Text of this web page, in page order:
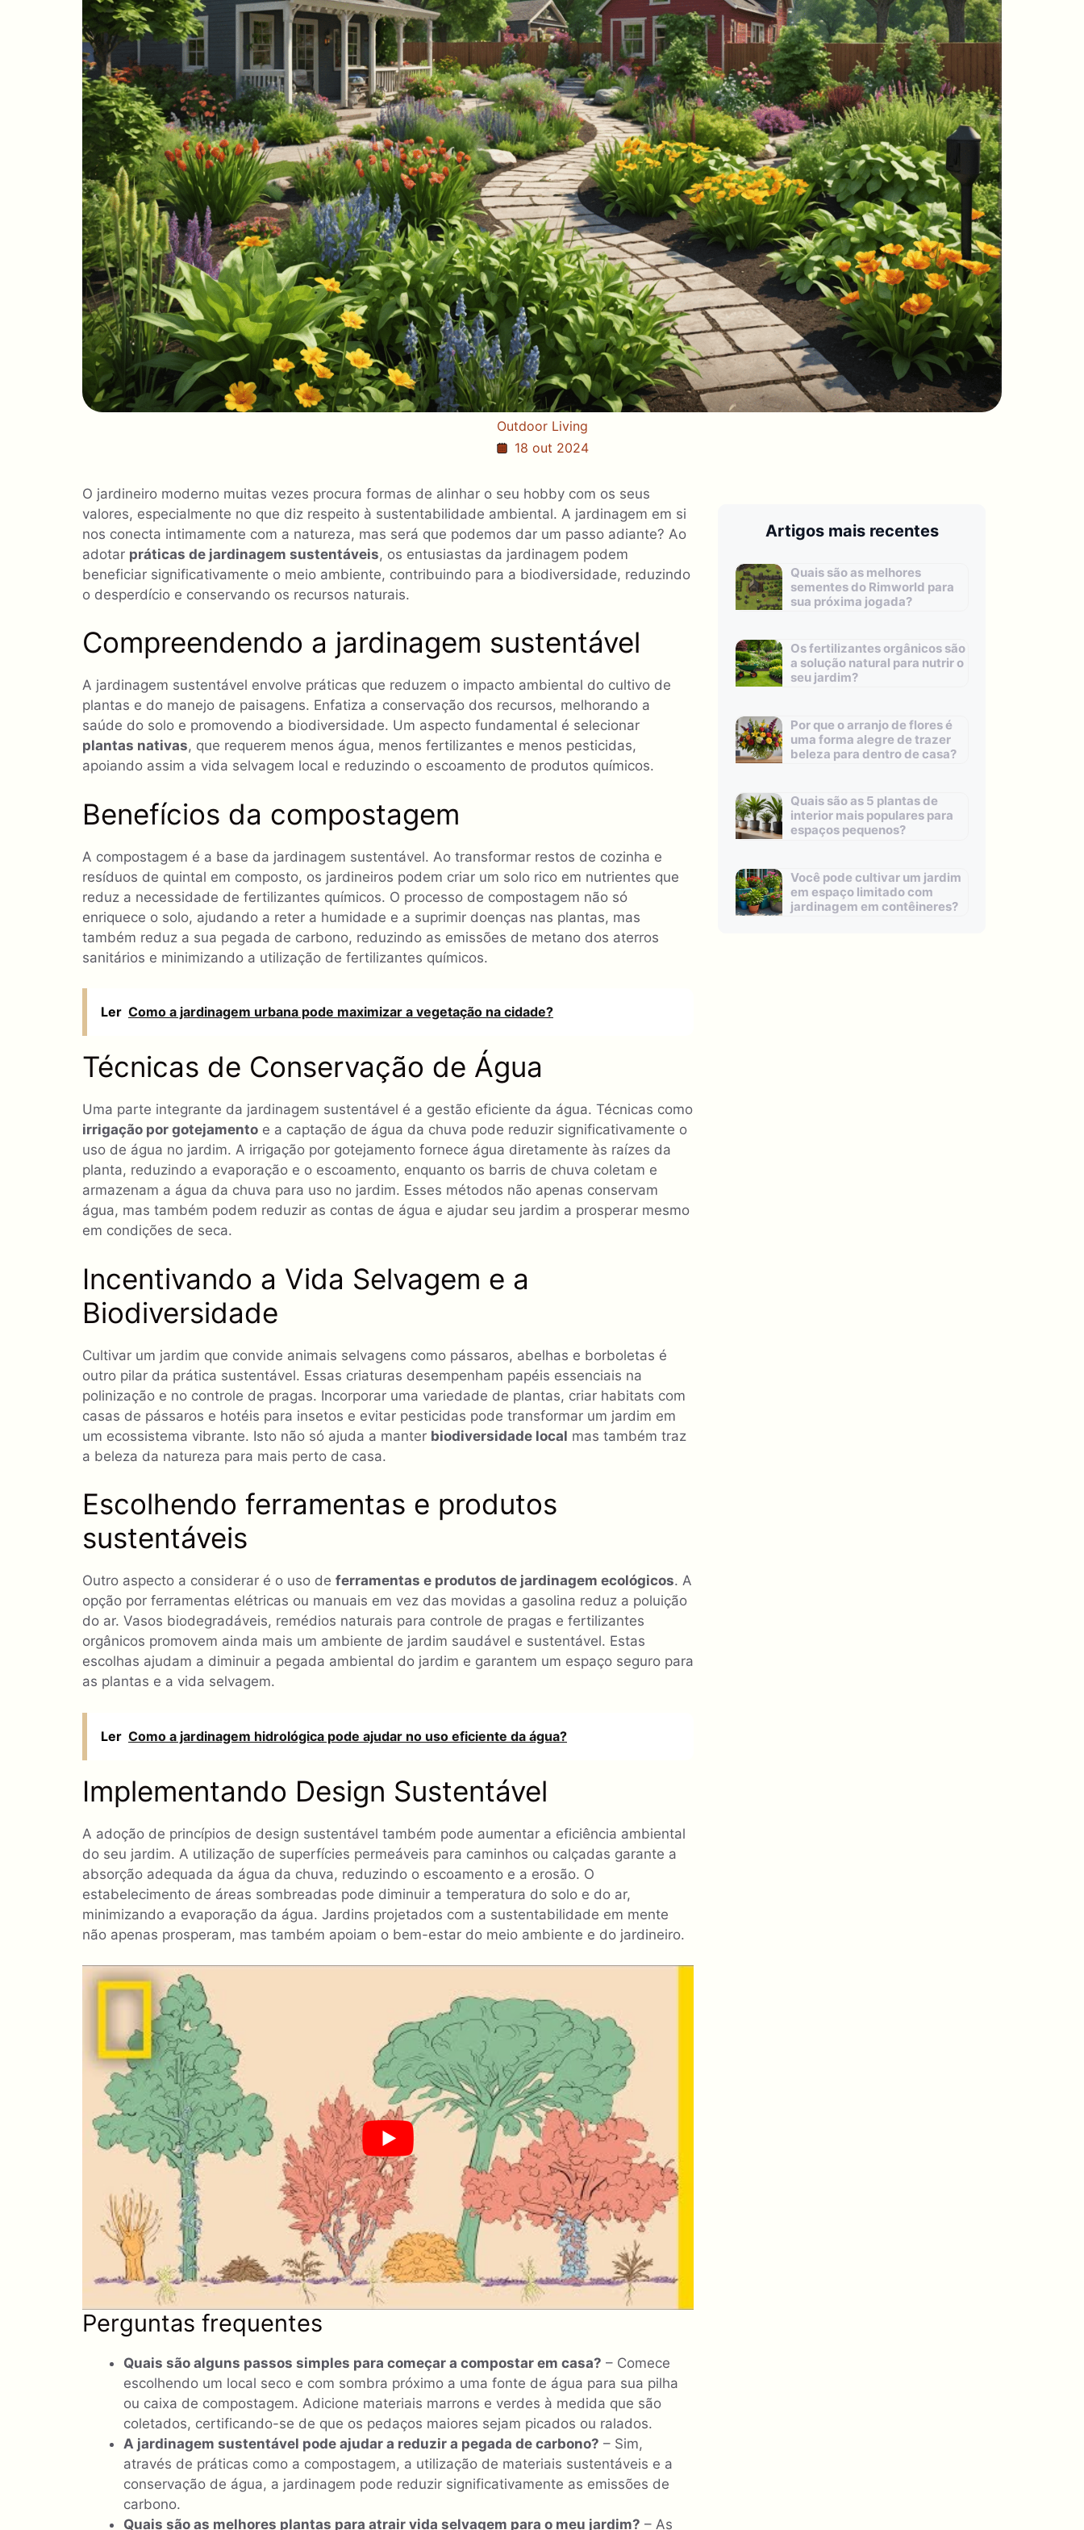
Outdoor Living
18 out 2024
O jardineiro moderno muitas vezes procura formas de alinhar o seu hobby com os seus
valores, especialmente no que diz respeito à sustentabilidade ambiental. A jardinagem em si
nos conecta intimamente com a natureza, mas será que podemos dar um passo adiante? Ao
adotar práticas de jardinagem sustentáveis, os entusiastas da jardinagem podem
beneficiar significativamente o meio ambiente, contribuindo para a biodiversidade, reduzindo
o desperdício e conservando os recursos naturais.
Compreendendo a jardinagem sustentável
A jardinagem sustentável envolve práticas que reduzem o impacto ambiental do cultivo de
plantas e do manejo de paisagens. Enfatiza a conservação dos recursos, melhorando a
saúde do solo e promovendo a biodiversidade. Um aspecto fundamental é selecionar
plantas nativas, que requerem menos água, menos fertilizantes e menos pesticidas,
apoiando assim a vida selvagem local e reduzindo o escoamento de produtos químicos.
Benefícios da compostagem
A compostagem é a base da jardinagem sustentável. Ao transformar restos de cozinha e
resíduos de quintal em composto, os jardineiros podem criar um solo rico em nutrientes que
reduz a necessidade de fertilizantes químicos. O processo de compostagem não só
enriquece o solo, ajudando a reter a humidade e a suprimir doenças nas plantas, mas
também reduz a sua pegada de carbono, reduzindo as emissões de metano dos aterros
sanitários e minimizando a utilização de fertilizantes químicos.
Ler Como a jardinagem urbana pode maximizar a vegetação na cidade?
Técnicas de Conservação de Água
Uma parte integrante da jardinagem sustentável é a gestão eficiente da água. Técnicas como
irrigação por gotejamento e a captação de água da chuva pode reduzir significativamente o
uso de água no jardim. A irrigação por gotejamento fornece água diretamente às raízes da
planta, reduzindo a evaporação e o escoamento, enquanto os barris de chuva coletam e
armazenam a água da chuva para uso no jardim. Esses métodos não apenas conservam
água, mas também podem reduzir as contas de água e ajudar seu jardim a prosperar mesmo
em condições de seca.
Incentivando a Vida Selvagem e a
Biodiversidade
Cultivar um jardim que convide animais selvagens como pássaros, abelhas e borboletas é
outro pilar da prática sustentável. Essas criaturas desempenham papéis essenciais na
polinização e no controle de pragas. Incorporar uma variedade de plantas, criar habitats com
casas de pássaros e hotéis para insetos e evitar pesticidas pode transformar um jardim em
um ecossistema vibrante. Isto não só ajuda a manter biodiversidade local mas também traz
a beleza da natureza para mais perto de casa.
Escolhendo ferramentas e produtos
sustentáveis
Outro aspecto a considerar é o uso de ferramentas e produtos de jardinagem ecológicos. A
opção por ferramentas elétricas ou manuais em vez das movidas a gasolina reduz a poluição
do ar. Vasos biodegradáveis, remédios naturais para controle de pragas e fertilizantes
orgânicos promovem ainda mais um ambiente de jardim saudável e sustentável. Estas
escolhas ajudam a diminuir a pegada ambiental do jardim e garantem um espaço seguro para
as plantas e a vida selvagem.
Ler Como a jardinagem hidrológica pode ajudar no uso eficiente da água?
Implementando Design Sustentável
A adoção de princípios de design sustentável também pode aumentar a eficiência ambiental
do seu jardim. A utilização de superfícies permeáveis ​​para caminhos ou calçadas garante a
absorção adequada da água da chuva, reduzindo o escoamento e a erosão. O
estabelecimento de áreas sombreadas pode diminuir a temperatura do solo e do ar,
minimizando a evaporação da água. Jardins projetados com a sustentabilidade em mente
não apenas prosperam, mas também apoiam o bem-estar do meio ambiente e do jardineiro.
Perguntas frequentes
Quais são alguns passos simples para começar a compostar em casa? – Comece
escolhendo um local seco e com sombra próximo a uma fonte de água para sua pilha
ou caixa de compostagem. Adicione materiais marrons e verdes à medida que são
coletados, certificando-se de que os pedaços maiores sejam picados ou ralados.
A jardinagem sustentável pode ajudar a reduzir a pegada de carbono? – Sim,
através de práticas como a compostagem, a utilização de materiais sustentáveis ​​e a
conservação de água, a jardinagem pode reduzir significativamente as emissões de
carbono.
Quais são as melhores plantas para atrair vida selvagem para o meu jardim? – As
Artigos mais recentes
Quais são as melhores
sementes do Rimworld para
sua próxima jogada?
Os fertilizantes orgânicos são
a solução natural para nutrir o
seu jardim?
Por que o arranjo de flores é
uma forma alegre de trazer
beleza para dentro de casa?
Quais são as 5 plantas de
interior mais populares para
espaços pequenos?
Você pode cultivar um jardim
em espaço limitado com
jardinagem em contêineres?